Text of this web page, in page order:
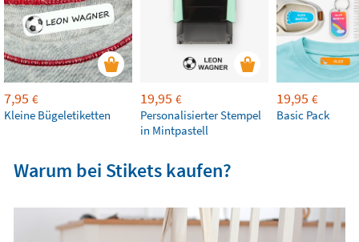
7,95 €
Kleine Bügeletiketten
19,95 €
Personalisierter Stempel
in Mintpastell
19,95 €
Basic Pack
Warum bei Stikets kaufen?